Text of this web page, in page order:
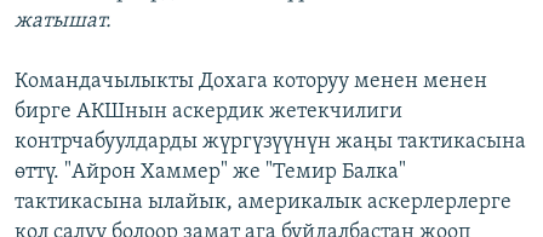
жатышат.
Командачылыкты Дохага которуу менен менен
бирге АКШнын аскердик жетекчилиги
контрчабуулдарды жүргүзүүнүн жаңы тактикасына
өттү. "Айрон Хаммер" же "Темир Балка"
тактикасына ылайык, америкалык аскерлерлерге